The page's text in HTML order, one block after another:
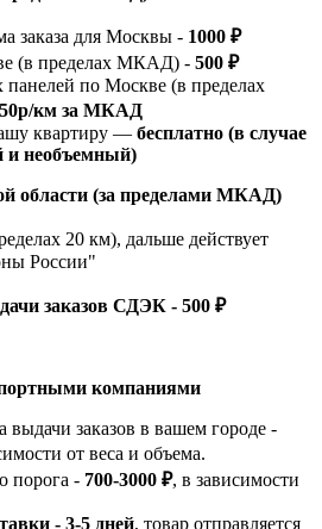
заказа для Москвы - 1000 ₽
(в пределах МКАД) - 500 ₽
панелей по Москве (в пределах
50р/км за МКАД
квартиру — бесплатно (в случае
и необъемный)
области (за пределами МКАД)
20 км), дальше действует
России"
заказов СДЭК - 500 ₽
компаниями
выдачи заказов в вашем городе -
от веса и объема.
порога - 700-3000 ₽, в зависимости
- 3-5 дней, товар отправляется